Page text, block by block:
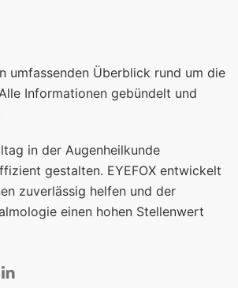
umfassenden Überblick rund um die
Informationen gebündelt und
in der Augenheilkunde
gestalten. EYEFOX entwickelt
zuverlässig helfen und der
einen hohen Stellenwert